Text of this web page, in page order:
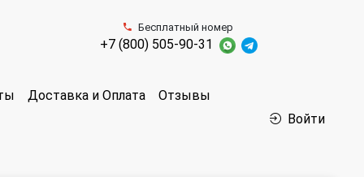
Бесплатный номер
+7 (800) 505-90-31
Доставка и Оплата Отзывы
Войти